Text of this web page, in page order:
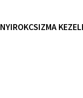
NYIROKCSIZMA